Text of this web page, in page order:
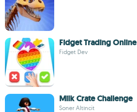
Fidget Trading Online
Fidget Dev
Milk Crate Challenge
Soner Altıncit